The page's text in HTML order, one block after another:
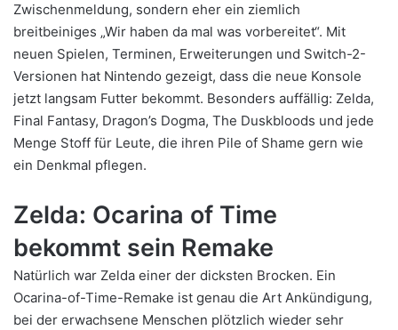
Zwischenmeldung, sondern eher ein ziemlich
breitbeiniges „Wir haben da mal was vorbereitet“. Mit
neuen Spielen, Terminen, Erweiterungen und Switch-2-
Versionen hat Nintendo gezeigt, dass die neue Konsole
jetzt langsam Futter bekommt. Besonders auffällig: Zelda,
Final Fantasy, Dragon’s Dogma, The Duskbloods und jede
Menge Stoff für Leute, die ihren Pile of Shame gern wie
ein Denkmal pflegen.
Zelda: Ocarina of Time
bekommt sein Remake
Natürlich war Zelda einer der dicksten Brocken. Ein
Ocarina-of-Time-Remake ist genau die Art Ankündigung,
bei der erwachsene Menschen plötzlich wieder sehr